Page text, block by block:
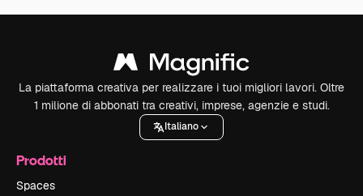
La piattaforma creativa per realizzare i tuoi migliori lavori. Oltre
1 milione di abbonati tra creativi, imprese, agenzie e studi.
Italiano
Prodotti
Spaces